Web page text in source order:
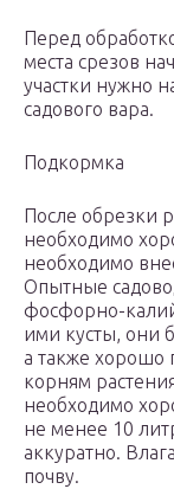
Перед
места срезов
участки нужно
садового вара.
Подкормка
После обрезки
необходимо
необходимо
Опытные
фосфорно-
ими кусты, они
а также хорошо
корням
необходимо
не менее 10
аккуратно.
почву.